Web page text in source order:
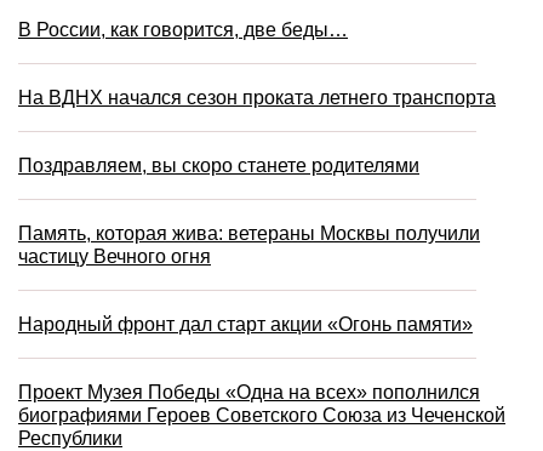
В России, как говорится, две беды…
На ВДНХ начался сезон проката летнего транспорта
Поздравляем, вы скоро станете родителями
Память, которая жива: ветераны Москвы получили
частицу Вечного огня
Народный фронт дал старт акции «Огонь памяти»
Проект Музея Победы «Одна на всех» пополнился
биографиями Героев Советского Союза из Чеченской
Республики